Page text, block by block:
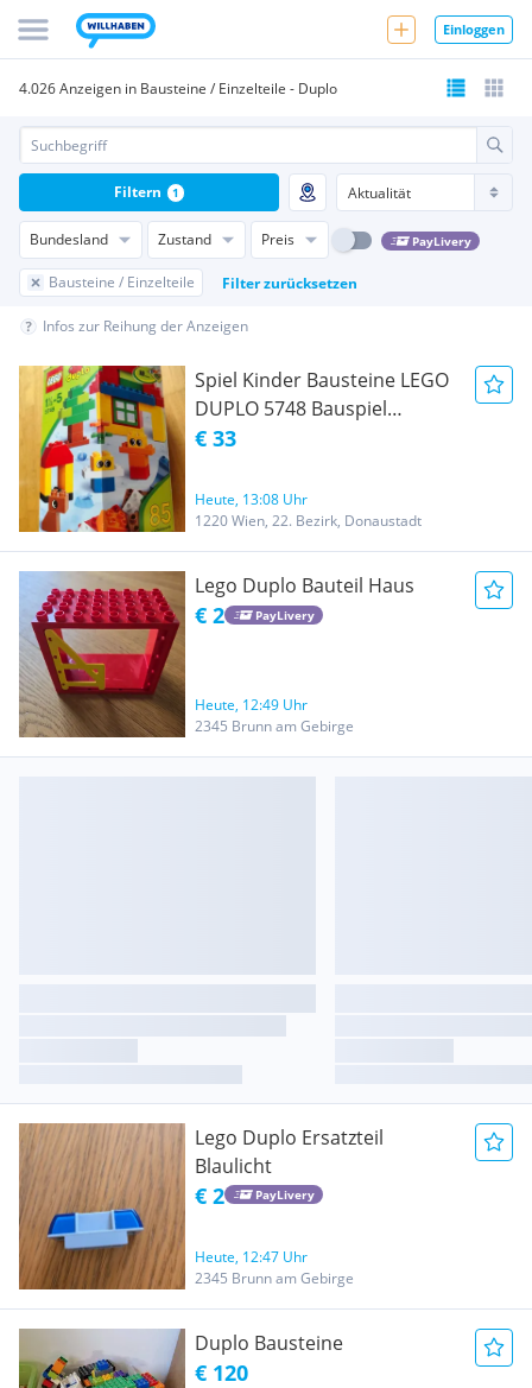
Einloggen
4.026 Anzeigen in Bausteine / Einzelteile - Duplo
Bundesland Zustand Preis PayLivery
Bausteine / Einzelteile Filter zurücksetzen
Filtern 1
Infos zur Reihung der Anzeigen
Spiel Kinder Bausteine LEGO
DUPLO 5748 Bauspiel
Creative Building Kit
Teile
€ 33
Heute, 13:08 Uhr
1220 Wien, 22. Bezirk, Donaustadt
Lego Duplo Bauteil Haus
€ 2 PayLivery
Heute, 12:49 Uhr
2345 Brunn am Gebirge
Lego Duplo Ersatzteil
Blaulicht
€ 2 PayLivery
Heute, 12:47 Uhr
2345 Brunn am Gebirge
Duplo Bausteine
€ 120